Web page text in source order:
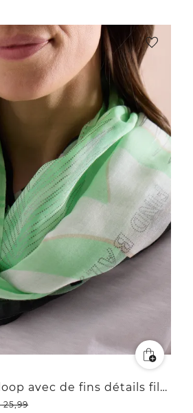
Foulard loop avec de fins détails filmés
25,99